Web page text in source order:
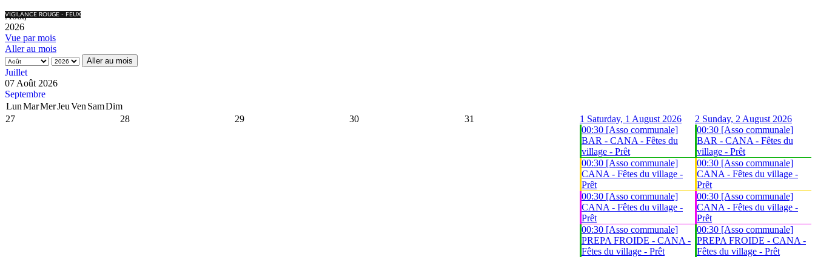
VIGILANCE ROUGE - FEUX
Août,
2026
Vue par mois
Aller au mois
Aller au mois
Juillet
07 Août 2026
Septembre
LunMarMerJeuVen SamDim
27
28 29 30 31 1 Saturday, 1 August 2026
00:30 [Asso communale]
BAR - CANA - Fêtes du
village - Prêt
00:30 [Asso communale]
CANA - Fêtes du village -
Prêt
00:30 [Asso communale]
CANA - Fêtes du village -
Prêt
00:30 [Asso communale]
PREPA FROIDE - CANA -
Fêtes du village - Prêt
2 Sunday, 2 August 2026
00:30 [Asso communale]
BAR - CANA - Fêtes du
village - Prêt
00:30 [Asso communale]
CANA - Fêtes du village -
Prêt
00:30 [Asso communale]
CANA - Fêtes du village -
Prêt
00:30 [Asso communale]
PREPA FROIDE - CANA -
Fêtes du village - Prêt